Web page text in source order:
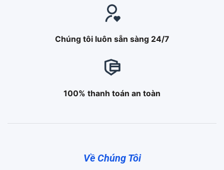
Chúng tôi luôn sẵn sàng 24/7
100% thanh toán an toàn
Về Chúng Tôi